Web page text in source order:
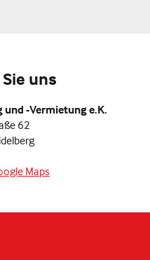
uns
-Vermietung e.K.
62
Maps